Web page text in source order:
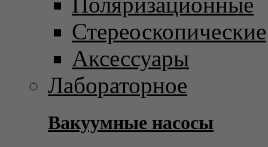
Стереоскопические
Аксессуары
Лабораторное
Вакуумные насосы